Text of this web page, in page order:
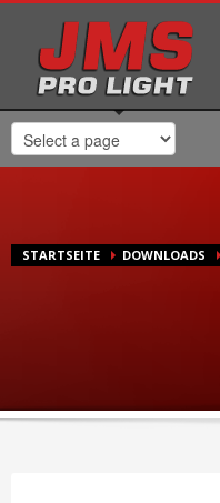
Wie Bestelle Ich?
Gehen Sie zu
unserem
Shop
2
Sie bei
Support-Zeiten
STARTSEITE DOWNLOADS